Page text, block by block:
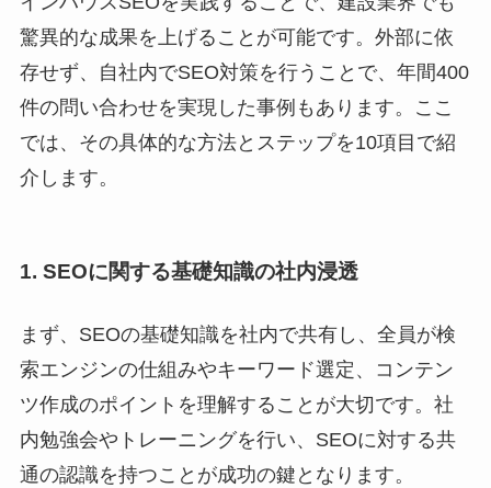
驚異的な成果を上げることが可能です。外部に依
存せず、自社内でSEO対策を行うことで、年間400
件の問い合わせを実現した事例もあります。ここ
では、その具体的な方法とステップを10項目で紹
介します。
1. SEOに関する基礎知識の社内浸透
まず、SEOの基礎知識を社内で共有し、全員が検
索エンジンの仕組みやキーワード選定、コンテン
ツ作成のポイントを理解することが大切です。社
内勉強会やトレーニングを行い、SEOに対する共
通の認識を持つことが成功の鍵となります。